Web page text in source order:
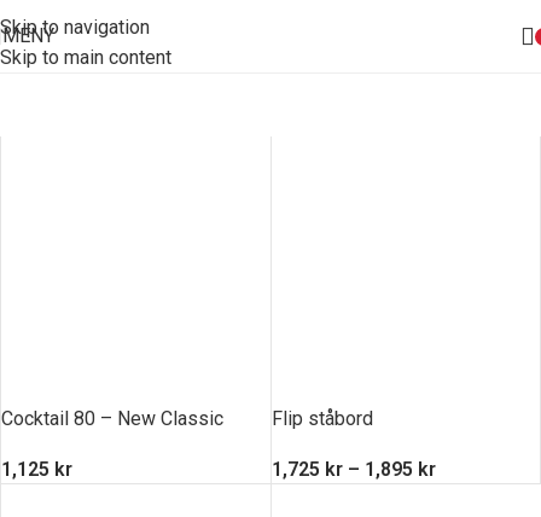
Skip to navigation
Skip to main content
MENY
Cocktail 80 – New Classic
1,125 kr
Flip ståbord
1,725 kr – 1,895 kr